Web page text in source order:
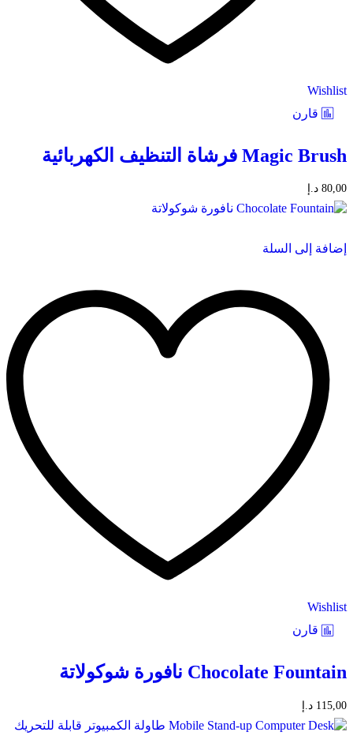
Wishlist
قارن
Magic Brush فرشاة التنظيف الكهربائية
80,00 د.إ
إضافة إلى السلة
Wishlist
قارن
Chocolate Fountain نافورة شوكولاتة
115,00 د.إ